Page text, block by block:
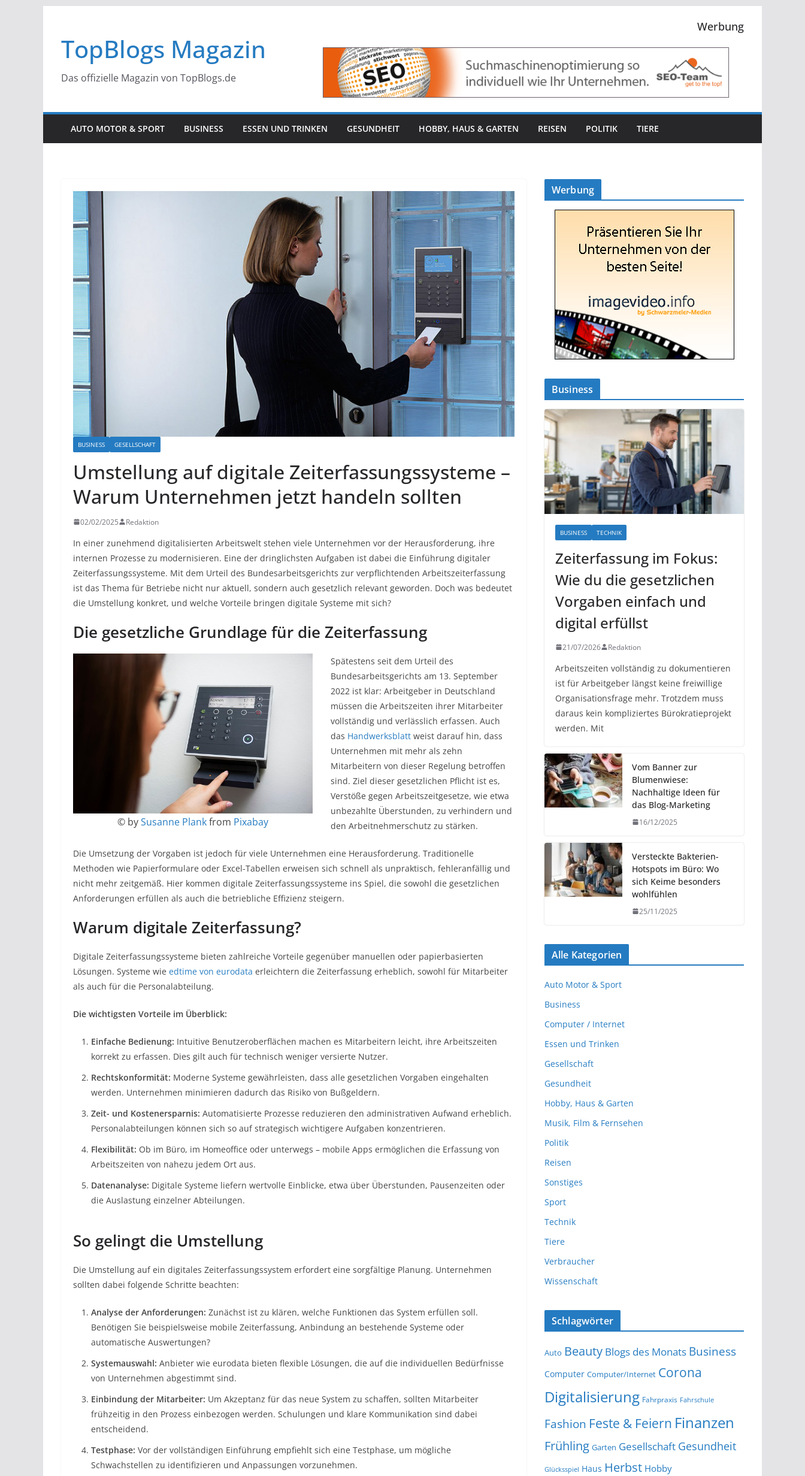
springen
TopBlogs Magazin
Das offizielle Magazin von TopBlogs.de
Werbung
AUTO MOTOR & SPORT BUSINESS ESSEN UND TRINKEN GESUNDHEIT HOBBY, HAUS & GARTEN REISEN POLITIK TIERE
BUSINESS GESELLSCHAFT
Umstellung auf digitale Zeiterfassungssysteme –
Warum Unternehmen jetzt handeln sollten
02/02/2025 Redaktion
In einer zunehmend digitalisierten Arbeitswelt stehen viele Unternehmen vor der Herausforderung, ihre
internen Prozesse zu modernisieren. Eine der dringlichsten Aufgaben ist dabei die Einführung digitaler
Zeiterfassungssysteme. Mit dem Urteil des Bundesarbeitsgerichts zur verpflichtenden Arbeitszeiterfassung
ist das Thema für Betriebe nicht nur aktuell, sondern auch gesetzlich relevant geworden. Doch was bedeutet
die Umstellung konkret, und welche Vorteile bringen digitale Systeme mit sich?
Die gesetzliche Grundlage für die Zeiterfassung
© bySusanne Plankfrom Pixabay
Spätestens seit dem Urteil des
Bundesarbeitsgerichts am 13. September
2022 ist klar: Arbeitgeber in Deutschland
müssen die Arbeitszeiten ihrer Mitarbeiter
vollständig und verlässlich erfassen. Auch
das Handwerksblatt weist darauf hin, dass
Unternehmen mit mehr als zehn
Mitarbeitern von dieser Regelung betroffen
sind. Ziel dieser gesetzlichen Pflicht ist es,
Verstöße gegen Arbeitszeitgesetze, wie etwa
unbezahlte Überstunden, zu verhindern und
den Arbeitnehmerschutz zu stärken.
Die Umsetzung der Vorgaben ist jedoch für viele Unternehmen eine Herausforderung. Traditionelle
Methoden wie Papierformulare oder Excel-Tabellen erweisen sich schnell als unpraktisch, fehleranfällig und
nicht mehr zeitgemäß. Hier kommen digitale Zeiterfassungssysteme ins Spiel, die sowohl die gesetzlichen
Anforderungen erfüllen als auch die betriebliche Effizienz steigern.
Warum digitale Zeiterfassung?
Digitale Zeiterfassungssysteme bieten zahlreiche Vorteile gegenüber manuellen oder papierbasierten
Lösungen. Systeme wie edtime von eurodata erleichtern die Zeiterfassung erheblich, sowohl für Mitarbeiter
als auch für die Personalabteilung.
Die wichtigsten Vorteile im Überblick:
Einfache Bedienung: Intuitive Benutzeroberflächen machen es Mitarbeitern leicht, ihre Arbeitszeiten
korrekt zu erfassen. Dies gilt auch für technisch weniger versierte Nutzer.
Rechtskonformität: Moderne Systeme gewährleisten, dass alle gesetzlichen Vorgaben eingehalten
werden. Unternehmen minimieren dadurch das Risiko von Bußgeldern.
Zeit- und Kostenersparnis: Automatisierte Prozesse reduzieren den administrativen Aufwand erheblich.
Personalabteilungen können sich so auf strategisch wichtigere Aufgaben konzentrieren.
Flexibilität: Ob im Büro, im Homeoffice oder unterwegs – mobile Apps ermöglichen die Erfassung von
Arbeitszeiten von nahezu jedem Ort aus.
Datenanalyse: Digitale Systeme liefern wertvolle Einblicke, etwa über Überstunden, Pausenzeiten oder
die Auslastung einzelner Abteilungen.
So gelingt die Umstellung
Die Umstellung auf ein digitales Zeiterfassungssystem erfordert eine sorgfältige Planung. Unternehmen
sollten dabei folgende Schritte beachten:
Analyse der Anforderungen: Zunächst ist zu klären, welche Funktionen das System erfüllen soll.
Benötigen Sie beispielsweise mobile Zeiterfassung, Anbindung an bestehende Systeme oder
automatische Auswertungen?
Systemauswahl: Anbieter wie eurodata bieten flexible Lösungen, die auf die individuellen Bedürfnisse
von Unternehmen abgestimmt sind.
Einbindung der Mitarbeiter: Um Akzeptanz für das neue System zu schaffen, sollten Mitarbeiter
frühzeitig in den Prozess einbezogen werden. Schulungen und klare Kommunikation sind dabei
entscheidend.
Testphase: Vor der vollständigen Einführung empfiehlt sich eine Testphase, um mögliche
Schwachstellen zu identifizieren und Anpassungen vorzunehmen.
Werbung
Business
BUSINESS TECHNIK
Zeiterfassung im Fokus:
Wie du die gesetzlichen
Vorgaben einfach und
digital erfüllst
21/07/2026 Redaktion
Arbeitszeiten vollständig zu dokumentieren
ist für Arbeitgeber längst keine freiwillige
Organisationsfrage mehr. Trotzdem muss
daraus kein kompliziertes Bürokratieprojekt
werden. Mit
Vom Banner zur
Blumenwiese:
Nachhaltige Ideen für
das Blog-Marketing
16/12/2025
Versteckte Bakterien-
Hotspots im Büro: Wo
sich Keime besonders
wohlfühlen
25/11/2025
Alle Kategorien
Auto Motor & Sport
Business
Computer / Internet
Essen und Trinken
Gesellschaft
Gesundheit
Hobby, Haus & Garten
Musik, Film & Fernsehen
Politik
Reisen
Sonstiges
Sport
Technik
Tiere
Verbraucher
Wissenschaft
Schlagwörter
Auto Beauty Blogs des Monats Business
Computer Computer/Internet Corona
Digitalisierung Fahrpraxis Fahrschule
Fashion Feste & Feiern Finanzen
Frühling Garten Gesellschaft Gesundheit
Glücksspiel Haus Herbst Hobby